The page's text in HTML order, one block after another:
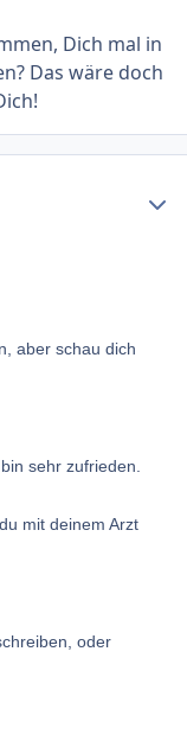
Dich mal in
Das wäre doch
aber schau dich
sehr zufrieden.
mit deinem Arzt
oder